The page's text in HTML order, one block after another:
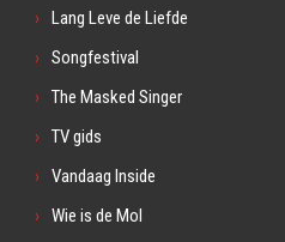
Lang Leve de Liefde
Songfestival
The Masked Singer
TV gids
Vandaag Inside
Wie is de Mol